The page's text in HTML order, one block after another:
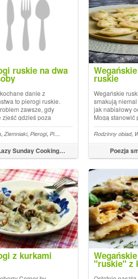
pierogi ,Tofu
ruskie na dwa
danie z
to pierogi ruskie.
zawsze, gdy
zjeść gdzieś poza
bo żadne nie
tak jak... The post
ruskie na dwa
appeared first on
Niedziela.
Lazy Sunday Cooking | lifestyle blog
, Ziemniaki, Pierogi, Pierogi ruskie Twaróg
ruskie
Wegańskie
smakują
jak nabiałowy
Mogą stanowić
wykorzystanie
a także być
obiadem dla
tolerują nabiału.
zaskoczona, że
Poezja
Rodzinny obiad,
z kurkami
"ruskie" z